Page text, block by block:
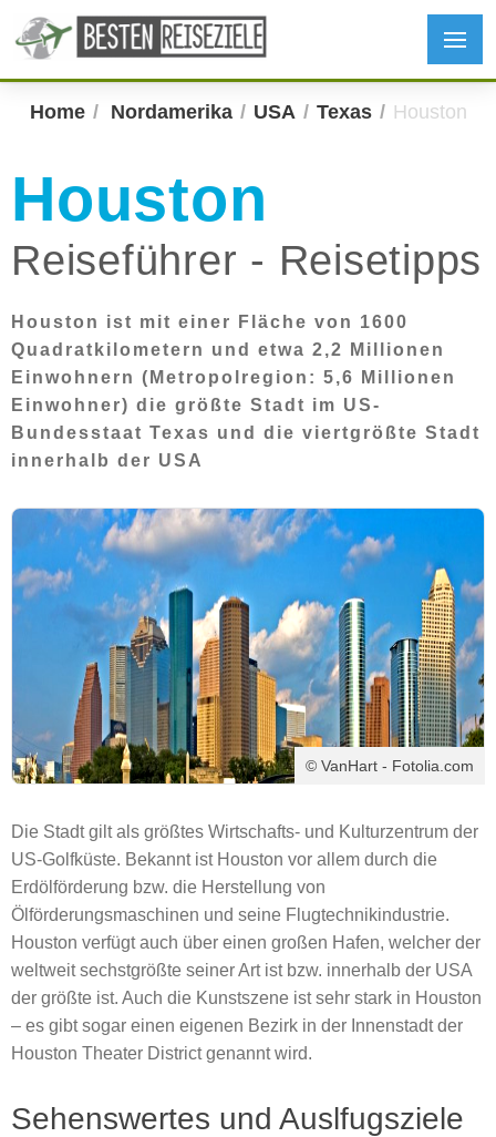
Home Nordamerika USA Texas Houston
Houston
Reiseführer - Reisetipps
Houston ist mit einer Fläche von 1600
Quadratkilometern und etwa 2,2 Millionen
Einwohnern (Metropolregion: 5,6 Millionen
Einwohner) die größte Stadt im US-
Bundesstaat Texas und die viertgrößte Stadt
innerhalb der USA
© VanHart - Fotolia.com
Die Stadt gilt als größtes Wirtschafts- und Kulturzentrum der
US-Golfküste. Bekannt ist Houston vor allem durch die
Erdölförderung bzw. die Herstellung von
Ölförderungsmaschinen und seine Flugtechnikindustrie.
Houston verfügt auch über einen großen Hafen, welcher der
weltweit sechstgrößte seiner Art ist bzw. innerhalb der USA
der größte ist. Auch die Kunstszene ist sehr stark in Houston
– es gibt sogar einen eigenen Bezirk in der Innenstadt der
Houston Theater District genannt wird.
Sehenswertes und Auslfugsziele